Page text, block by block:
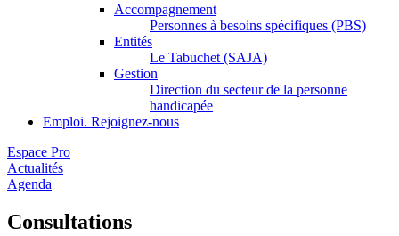
Accompagnement
Personnes à besoins spécifiques (PBS)
Entités
Le Tabuchet (SAJA)
Gestion
Direction du secteur de la personne
handicapée
Emploi. Rejoignez-nous
Espace Pro
Actualités
Agenda
Consultations